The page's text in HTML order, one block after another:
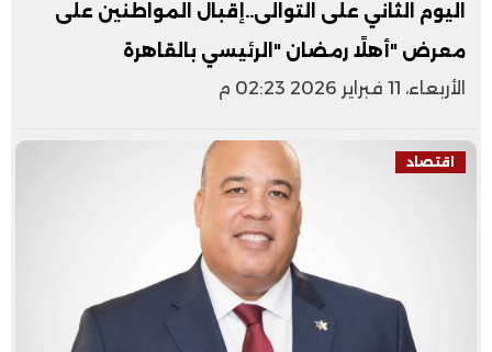
اليوم الثاني على التوالى..إقبال المواطنين على
معرض "أهلًا رمضان "الرئيسي بالقاهرة
الأربعاء، 11 فبراير 2026 02:23 م
اقتصاد